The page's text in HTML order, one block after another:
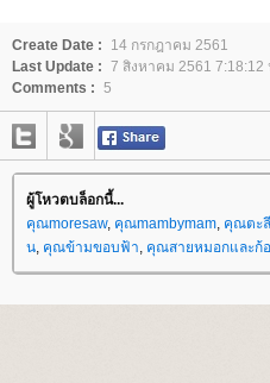
Create Date :
14 กรกฎาคม 2561
Last Update : 7 สิงหาคม 2561 7:18:12
Comments : 5
ผู้โหวตบล็อกนี้...
คุณmoresaw, คุณmambymam, คุณตะ
น, คุณข้ามขอบฟ้า, คุณสายหมอกและก้